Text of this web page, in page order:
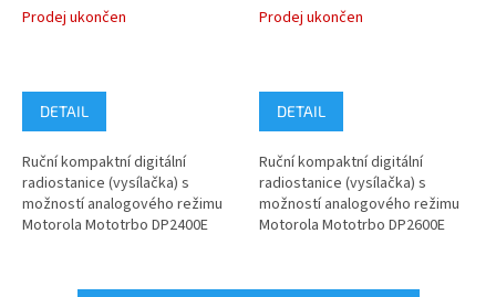
MDH02JDC9VA1AN
Prodej ukončen
DETAIL
Ruční kompaktní digitální
radiostanice (vysílačka) s
možností analogového režimu
Motorola Mototrbo DP2400E
MDH02JDH9VA1AN
Prodej ukončen
DETAIL
Ruční kompaktní digitální
radiostanice (vysílačka) s
možností analogového režimu
Motorola Mototrbo DP2600E